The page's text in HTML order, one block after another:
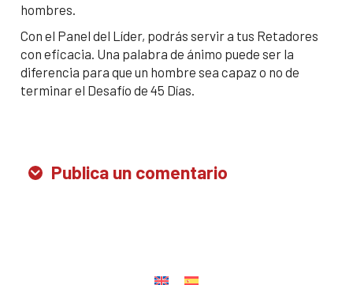
hombres.
Con el Panel del Líder, podrás servir a tus Retadores
con eficacia. Una palabra de ánimo puede ser la
diferencia para que un hombre sea capaz o no de
terminar el Desafío de 45 Días.
Publica un comentario